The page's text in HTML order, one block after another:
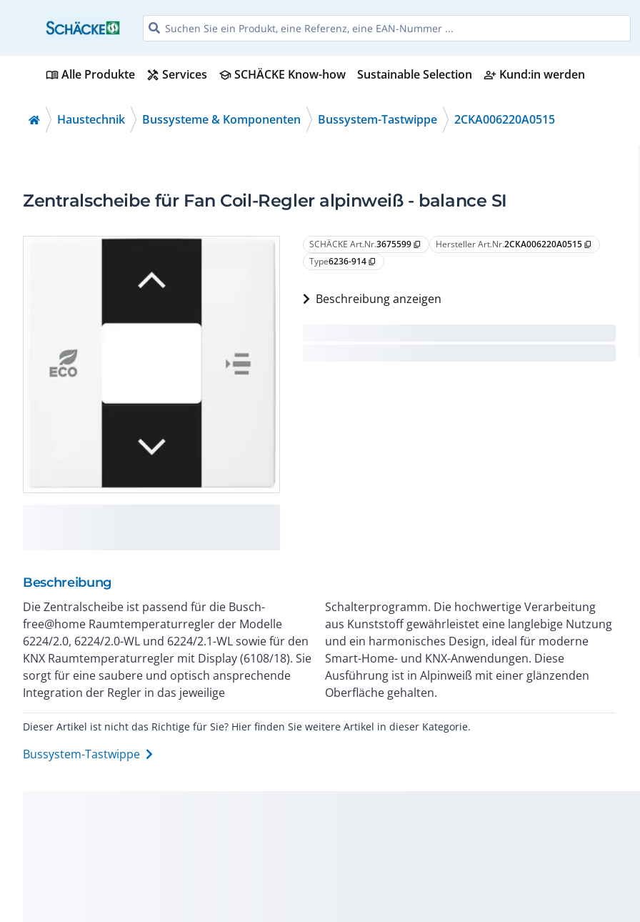
menu_bookAlle Produkte handyman Services schoolSCHÄCKE Know-how Sustainable Selection person_add_alt Kund:in werden
Haustechnik Bussysteme & Komponenten Bussystem-Tastwippe 2CKA006220A0515
Zentralscheibe für Fan Coil-Regler alpinweiß - balance SI
SCHÄCKE Art.Nr.3675599 content_copy Hersteller Art.Nr.2CKA006220A0515 content_copy
Type6236-914 content_copy
Beschreibung anzeigen
Beschreibung
Die Zentralscheibe ist passend für die Busch-
free@home Raumtemperaturregler der Modelle
6224/2.0, 6224/2.0-WL und 6224/2.1-WL sowie für den
KNX Raumtemperaturregler mit Display (6108/18). Sie
sorgt für eine saubere und optisch ansprechende
Integration der Regler in das jeweilige
Schalterprogramm. Die hochwertige Verarbeitung
aus Kunststoff gewährleistet eine langlebige Nutzung
und ein harmonisches Design, ideal für moderne
Smart-Home- und KNX-Anwendungen. Diese
Ausführung ist in Alpinweiß mit einer glänzenden
Oberfläche gehalten.
Dieser Artikel ist nicht das Richtige für Sie? Hier finden Sie weitere Artikel in dieser Kategorie.
Bussystem-Tastwippe